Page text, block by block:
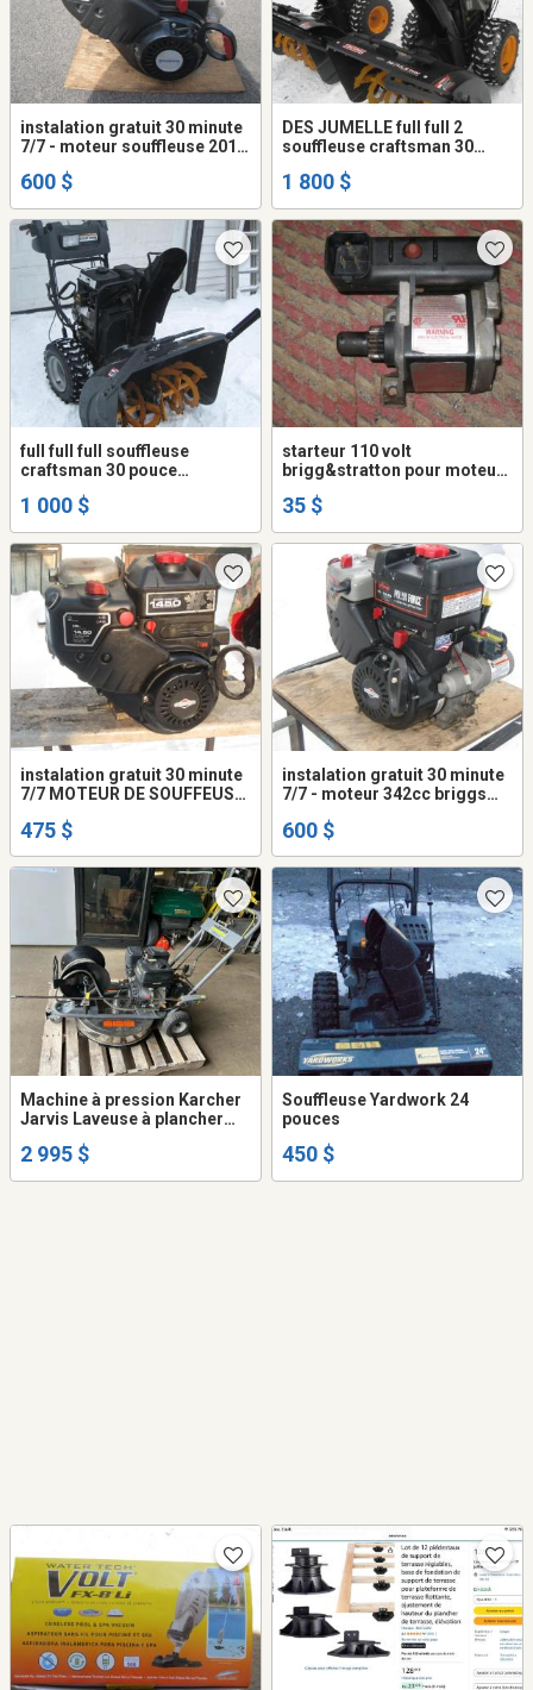
instalation gratuit 30 minute
7/7 - moteur souffleuse 2012
pouce mise au point faite oil
600 $
DES JUMELLE full full 2
souffleuse craftsman 30
1 800 $
full full full souffleuse
craftsman 30 pouce
414cc-trans hydro - poigné
.faite . +
1 000 $
starteur 110 volt
brigg&stratton pour moteur
11.50 ou 250cc et 8.00 205cc
35 $
instalation gratuit 30 minute
7/7 MOTEUR DE SOUFFEUSE
briggs stratton oil sintech
5/30
475 $
instalation gratuit 30 minute
7/7 - moteur 342cc briggs
mise au . fait oil sintech
600 $
Machine à pression Karcher
Jarvis Laveuse à plancher
cleaner
2 995 $
Souffleuse Yardwork 24
pouces
450 $